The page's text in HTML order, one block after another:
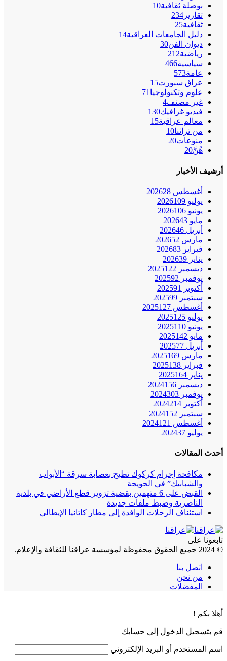
بوصلة ثقافية10
تقارير 234
ثقافية25
دليل الجامعات العراقية14
ديوان الفن30
رياضية212
سياسية466
عامة573
عراق سبورت15
علوم وتكنولوجيا71
غير مصنف4
فيديو غرافيك130
معالم عراقية15
من تراثنا10
منوعات20
هُنَّ20
أرشيف الأخبار
أغسطس 2026 28
يوليو 2026 109
يونيو 2026 106
مايو 2026 43
أبريل 2026 46
مارس 2026 52
فبراير 2026 83
يناير 2026 39
ديسمبر 2025 122
نوفمبر 2025 92
أكتوبر 2025
91
سبتمبر 2025 99
أغسطس 2025 127
يوليو 2025 125
يونيو 2025 110
مايو 2025 142
أبريل 2025 77
مارس 2025 169
فبراير 2025 138
يناير 2025 164
ديسمبر 2024 156
نوفمبر 2024 303
أكتوبر 2024 214
سبتمبر 2024 152
أغسطس 2024 121
يوليو 2024 37
أحدث المقالات
مكافحة إجرام كركوك تطيح بعصابة سرقة “الأبواب
والشبابيك” في الحويجة
القبض على 6 متهمين بقضية تزوير قطع الأراضي في بلدية
الناصرية وضبط ملفات جديدة
استئناف الرحلات الوافدة إلى مطار كاتانيا الإيطالي
تابعونا على
© 2024 جميع الحقوق محفوظة لمؤسسة عراقنا للثقافة والإعلام.
اتصل بنا
من نحن
المفضلات
أهلا بكم !
قم بتسجيل الدخول إلى حسابك
اسم المستخدم أو البريد الإلكتروني